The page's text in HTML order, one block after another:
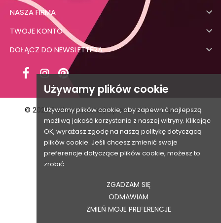
Używamy plików cookie
Używamy plików cookie, aby zapewnić najlepszą
możliwą jakość korzystania z naszej witryny. Klikając
OK, wyrażasz zgodę na naszą politykę dotyczącą
plików cookie. Jeśli chcesz zmienić swoje
preferencje dotyczące plików cookie, możesz to
zrobić
ZGADZAM SIĘ
ODMAWIAM
ZMIEŃ MOJE PREFERENCJE
NASZA FIRMA 
TWOJE KONTO 
DOŁĄCZ DO NEWSLETTERA 
© 2026 Bielizna Swiata | Opieka nad stroną:Hawkly